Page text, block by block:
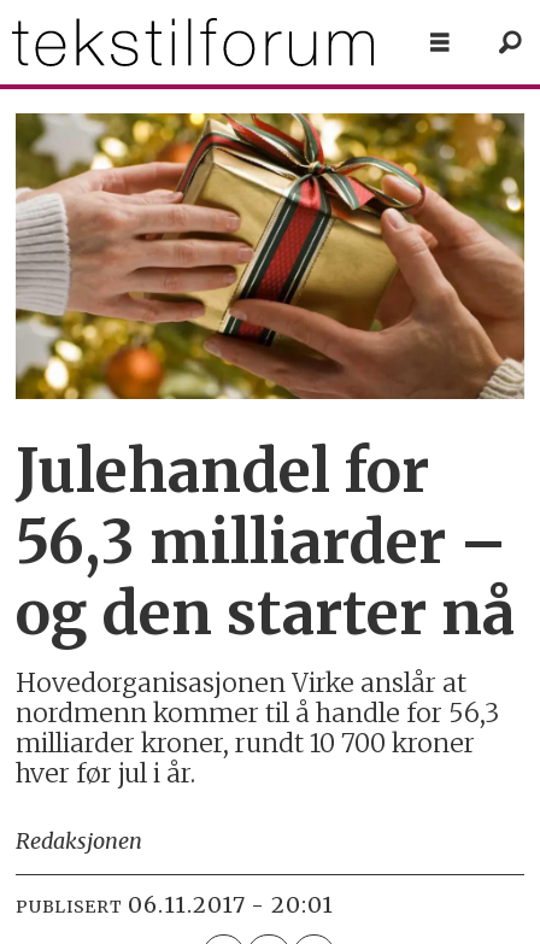
Julehandel for
56,3 milliarder –
og den starter nå
Hovedorganisasjonen Virke anslår at
nordmenn kommer til å handle for 56,3
milliarder kroner, rundt 10 700 kroner
hver før jul i år.
Redaksjonen
PUBLISERT 06.11.2017 - 20:01